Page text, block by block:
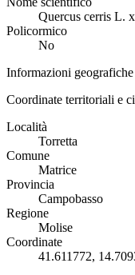
Quercus cerris L.
Policormico
No
Informazioni geografiche
Coordinate territoriali e
Località
Torretta
Comune
Matrice
Provincia
Campobasso
Regione
Molise
Coordinate
41.611772,